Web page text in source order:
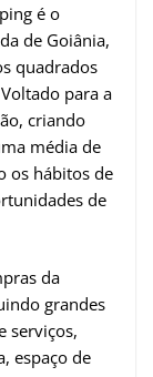
é o
de Goiânia,
quadrados
para a
criando
média de
os hábitos de
de
da
grandes
serviços,
espaço de